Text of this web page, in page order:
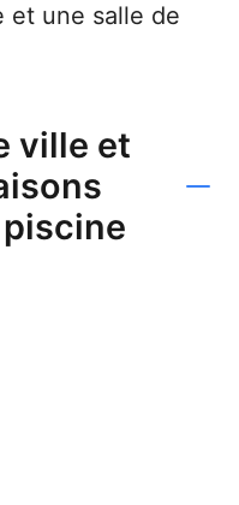
et une salle de
ville et